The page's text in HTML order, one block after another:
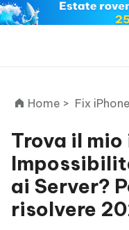
ReiBoot
for iOS
PDNob
Home > Fix
Trova il mio
ai Server?
risolvere